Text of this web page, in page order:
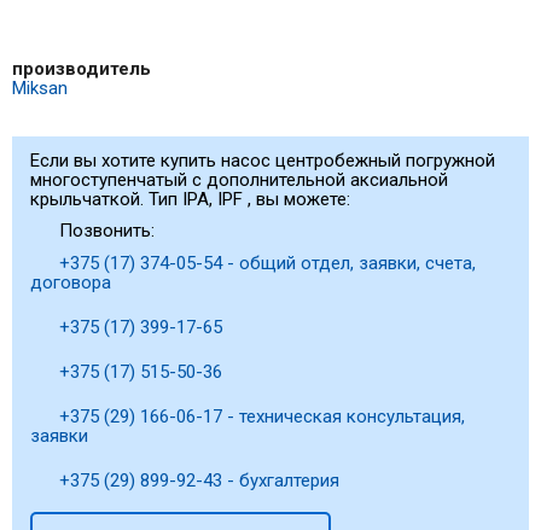
производитель
Miksan
Если вы хотите купить насос центробежный погружной
многоступенчатый с дополнительной аксиальной
крыльчаткой. Тип IPA, IPF , вы можете:
Позвонить:
+375 (17) 374-05-54 - общий отдел, заявки, счета,
договора
+375 (17) 399-17-65
+375 (17) 515-50-36
+375 (29) 166-06-17 - техническая консультация,
заявки
+375 (29) 899-92-43 - бухгалтерия